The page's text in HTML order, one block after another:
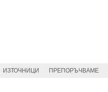
ИЗТОЧНИЦИ ПРЕПОРЪЧВАМЕ